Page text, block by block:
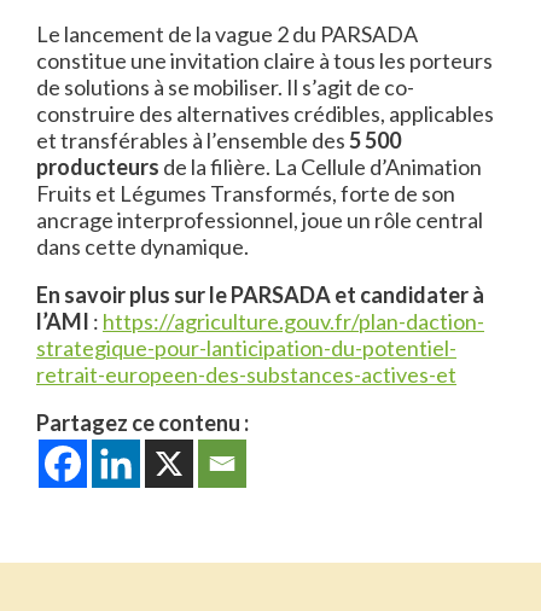
Le lancement de la vague 2 du PARSADA
constitue une invitation claire à tous les porteurs
de solutions à se mobiliser. Il s’agit de co-
construire des alternatives crédibles, applicables
et transférables à l’ensemble des5 500
producteurs de la filière. La Cellule d’Animation
Fruits et Légumes Transformés, forte de son
ancrage interprofessionnel, joue un rôle central
dans cette dynamique.
En savoir plus sur le PARSADA et candidater à
l’AMI : https://agriculture.gouv.fr/plan-daction-
strategique-pour-lanticipation-du-potentiel-
retrait-europeen-des-substances-actives-et
Partagez ce contenu :